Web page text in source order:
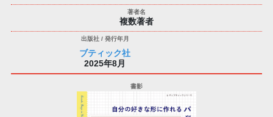
複数著者
ブティック社
2025年8月